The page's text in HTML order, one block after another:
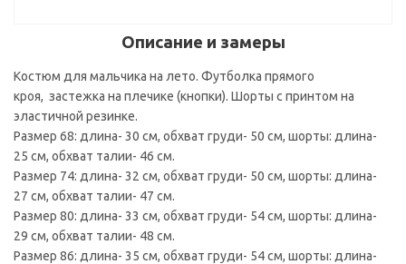
Описание и замеры
Костюм для мальчика на лето. Футболка прямого
кроя, застежка на плечике (кнопки). Шорты с принтом на
эластичной резинке.
Размер 68: длина- 30 см, обхват груди- 50 см, шорты: длина-
25 см, обхват талии- 46 см.
Размер 74: длина- 32 см, обхват груди- 50 см, шорты: длина-
27 см, обхват талии- 47 см.
Размер 80: длина- 33 см, обхват груди- 54 см, шорты: длина-
29 см, обхват талии- 48 см.
Размер 86: длина- 35 см, обхват груди- 54 см, шорты: длина-